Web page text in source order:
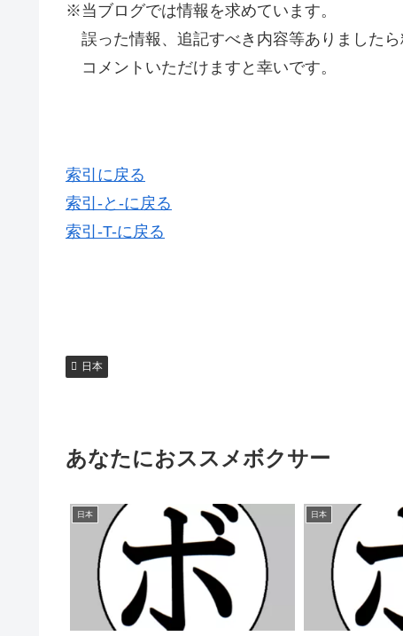
※当ブログでは情報を求めています。
誤った情報、追記すべき内容等ありました
コメントいただけますと幸いです。
索引に戻る
索引-と-に戻る
索引-T-に戻る
日本
あなたにおススメボクサー
日本 日本